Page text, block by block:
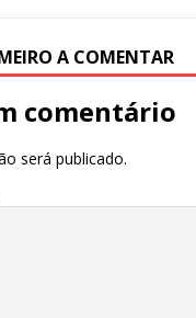
r
A COMENTAR
comentário
será publicado.